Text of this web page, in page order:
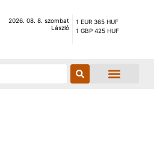
2026. 08. 8. szombat
László
1 EUR 365 HUF
1 GBP 425 HUF